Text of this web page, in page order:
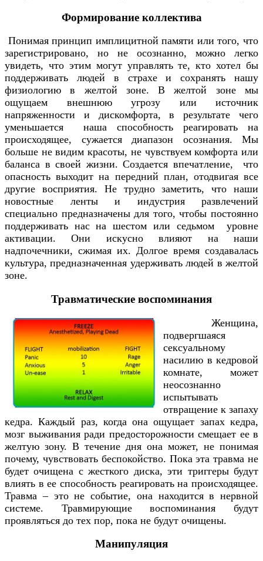
Формирование коллектива
Понимая принцип имплицитной памяти или того, что
зарегистрировано, но не осознанно, можно легко
увидеть, что этим могут управлять те, кто хотел бы
поддерживать людей в страхе и сохранять нашу
физиологию в желтой зоне. В желтой зоне мы
ощущаем внешнюю угрозу или источник
напряженности и дискомфорта, в результате чего
уменьшается наша способность реагировать на
происходящее, сужается диапазон осознания. Мы
больше не видим красоты, не чувствуем комфорта или
баланса в своей жизни. Создается впечатление, что
опасность выходит на передний план, отодвигая все
другие восприятия. Не трудно заметить, что наши
новостные ленты и индустрия развлечений
специально предназначены для того, чтобы постоянно
поддерживать нас на шестом или седьмом уровне
активации. Они искусно влияют на наши
надпочечники, сжимая их. Долгое время создавалась
культура, предназначенная удерживать людей в желтой
зоне.
Травматические воспоминания
Женщина,
подвергшаяся
сексуальному
насилию в кедровой
комнате, может
неосознанно
испытывать
отвращение к запаху
кедра. Каждый раз, когда она ощущает запах кедра,
мозг выживания ради предосторожности смещает ее в
желтую зону. В течение дня она может, не понимая
почему, чувствовать беспокойство. Пока эта травма не
будет очищена с жесткого диска, эти триггеры будут
влиять в ее способность реагировать на происходящее.
Травма – это не событие, она находится в нервной
системе. Травмирующие воспоминания будут
проявляться до тех пор, пока не будут очищены.
Манипуляция